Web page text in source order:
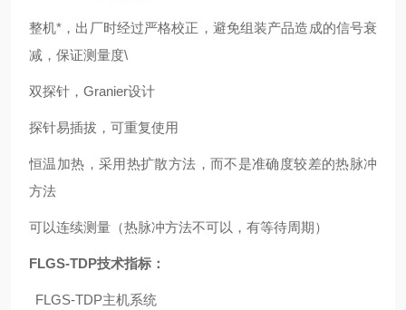
整机*，出厂时经过严格校正，避免组装产品造成的信号衰
减，保证测量度\
双探针，Granier设计
探针易插拔，可重复使用
恒温加热，采用热扩散方法，而不是准确度较差的热脉冲
方法
可以连续测量（热脉冲方法不可以，有等待周期）
FLGS-TDP技术指标 ：
FLGS-TDP主机系统